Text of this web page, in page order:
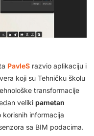
PavleS razvio aplikaciju i
koji su Tehničku školu
transformacije
veliki pametan
informacija
sa BIM podacima.